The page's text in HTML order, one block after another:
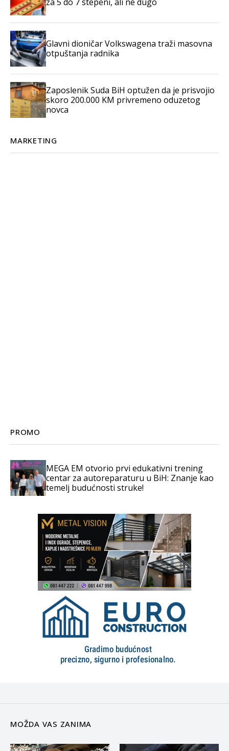
Glavni dioničar Volkswagena traži masovna
otpuštanja radnika
Zaposlenik Suda BiH optužen da je prisvojio
skoro 200.000 KM privremeno oduzetog
novca
MARKETING
PROMO
MEGA EM otvorio prvi edukativni trening
centar za autoreparaturu u BiH: Znanje kao
temelj budućnosti struke!
MOŽDA VAS ZANIMA